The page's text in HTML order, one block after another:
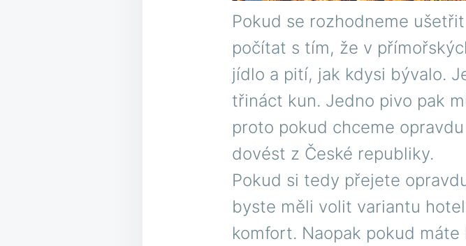
Pokud se rozhodneme
počítat s tím, že v
jídlo a pití, jak kdysi bývalo.
třináct kun. Jedno pivo pak
proto pokud chceme
dovést z České republiky.
Pokud si tedy přejete
byste měli volit variantu
komfort. Naopak pokud